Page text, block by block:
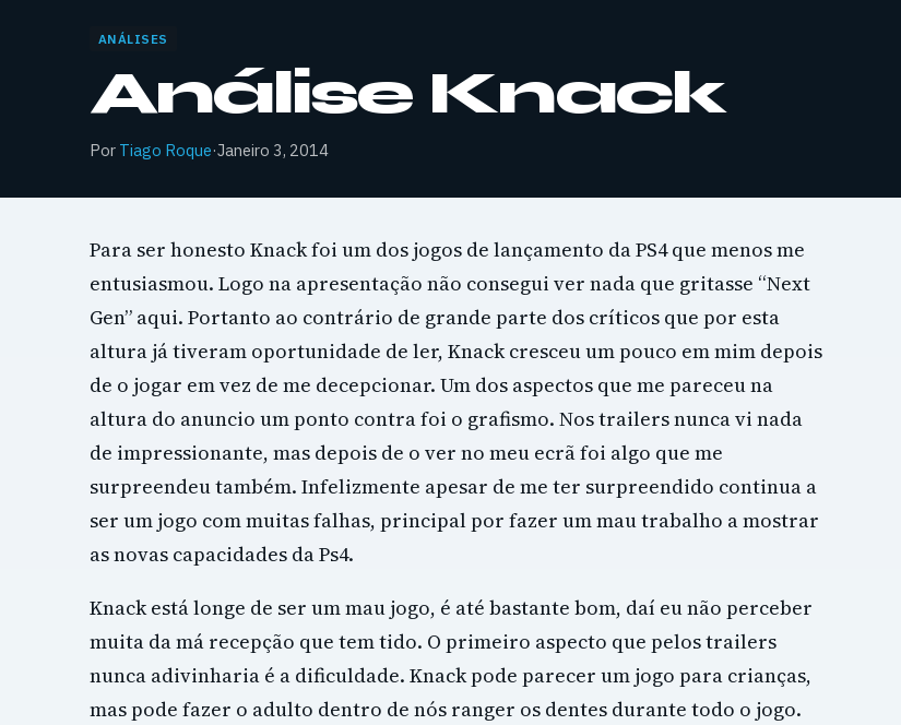
ANÁLISES
Análise Knack
Por Tiago Roque·Janeiro 3, 2014
Para ser honesto Knack foi um dos jogos de lançamento da PS4 que menos me
entusiasmou. Logo na apresentação não consegui ver nada que gritasse “Next
Gen” aqui. Portanto ao contrário de grande parte dos críticos que por esta
altura já tiveram oportunidade de ler, Knack cresceu um pouco em mim depois
de o jogar em vez de me decepcionar. Um dos aspectos que me pareceu na
altura do anuncio um ponto contra foi o grafismo. Nos trailers nunca vi nada
de impressionante, mas depois de o ver no meu ecrã foi algo que me
surpreendeu também. Infelizmente apesar de me ter surpreendido continua a
ser um jogo com muitas falhas, principal por fazer um mau trabalho a mostrar
as novas capacidades da Ps4.
Knack está longe de ser um mau jogo, é até bastante bom, daí eu não perceber
muita da má recepção que tem tido. O primeiro aspecto que pelos trailers
nunca adivinharia é a dificuldade. Knack pode parecer um jogo para crianças,
mas pode fazer o adulto dentro de nós ranger os dentes durante todo o jogo.